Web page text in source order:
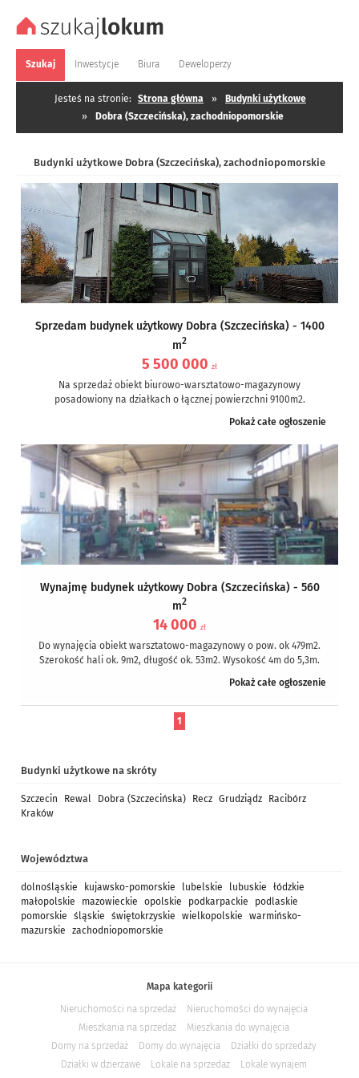
Szukaj Inwestycje Biura Deweloperzy
Jesteś na stronie: Strona główna »
Budynki użytkowe
»
Dobra (Szczecińska), zachodniopomorskie
Budynki użytkowe Dobra (Szczecińska), zachodniopomorskie
Sprzedam budynek użytkowy Dobra (Szczecińska) - 1400
m2
5 500 000 zł
Na sprzedaż obiekt biurowo-warsztatowo-magazynowy
posadowiony na działkach o łącznej powierzchni 9100m2.
Pokaż całe ogłoszenie
Wynajmę budynek użytkowy Dobra (Szczecińska) - 560
m2
14 000 zł
Do wynajęcia obiekt warsztatowo-magazynowy o pow. ok 479m2.
Szerokość hali ok. 9m2, długość ok. 53m2. Wysokość 4m do 5,3m.
Pokaż całe ogłoszenie
1
Budynki użytkowe na skróty
Szczecin Rewal Dobra (Szczecińska) Recz Grudziądz
Racibórz
Kraków
Województwa
dolnośląskie kujawsko-pomorskie lubelskie lubuskie
łódzkie
małopolskie
mazowieckie opolskie podkarpackie
podlaskie
pomorskie
śląskie świętokrzyskie wielkopolskie
warmińsko-
mazurskie
zachodniopomorskie
Mapa kategorii
Nieruchomości na sprzedaż
Nieruchomości do wynajęcia
Mieszkania na sprzedaż
Mieszkania do wynajęcia
Domy na sprzedaż
Domy do wynajęcia
Działki do sprzedaży
Działki w dzierżawe
Lokale na sprzedaż
Lokale wynajem